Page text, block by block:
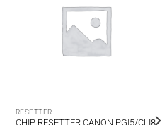
RESETTER
CHIP RESETTER CANON PGI5/CLI8